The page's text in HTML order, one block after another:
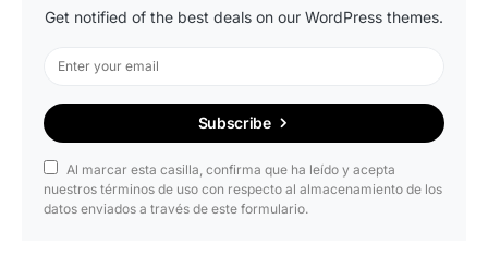
Get notified of the best deals on our WordPress themes.
Subscribe
Al marcar esta casilla, confirma que ha leído y acepta
nuestros términos de uso con respecto al almacenamiento de los
datos enviados a través de este formulario.